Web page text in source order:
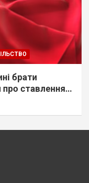
брати
ставлення